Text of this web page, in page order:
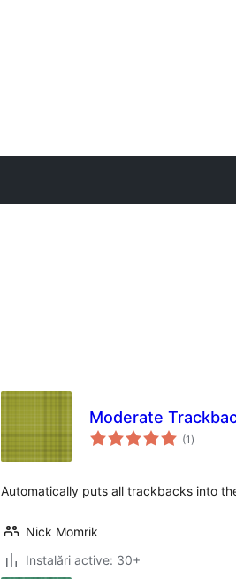
Moderate
(1 total
aprecieri
)
Automatically puts all trackbacks into
Nick Momrik
Instalări active: 30+